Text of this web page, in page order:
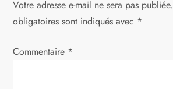
t
i
Votre adresse e-mail ne sera pas publiée.
obligatoires sont indiqués avec *
Commentaire *